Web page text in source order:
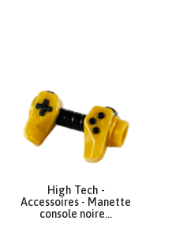
High Tech -
Accessoires - Manette
console noire...